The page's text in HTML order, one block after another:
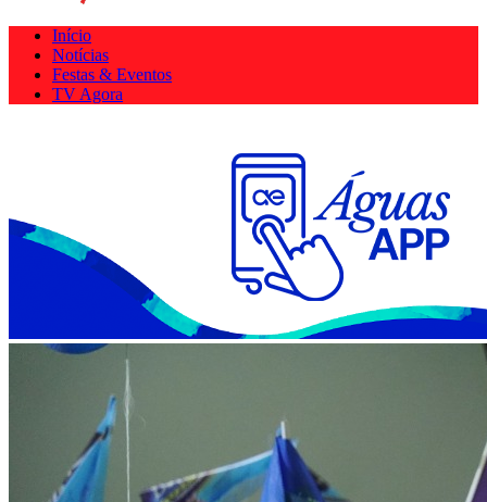
Início
Notícias
Festas & Eventos
TV Agora